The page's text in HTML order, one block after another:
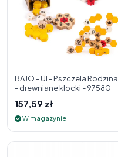
BAJO - Ul - Pszczela Rodzina
- drewniane klocki - 97580
157,59 zł
W magazynie